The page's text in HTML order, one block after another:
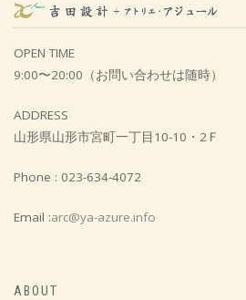
真室川の家（三世帯住宅）
主寝室内にあるデスクワークコーナー
OPEN TIME
9:00〜20:00（お問い合わせは随時）
ADDRESS
山形県山形市宮町一丁目10-10・2Ｆ
Phone : 023-634-4072
Email :arc@ya-azure.info
ABOUT